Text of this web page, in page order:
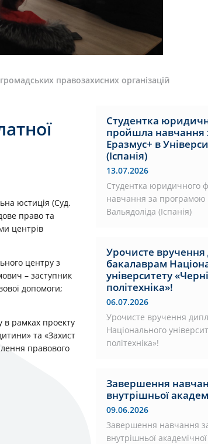
правозахисних організацій
юстиція (Суд.
право та
центрів
центру з
– заступник
допомоги;
в рамках проекту
та «Захист
правового
Студентка
пройшла навчання
Еразмус+ в
(Іспанія)
13.07.2026
Студентка юридичного
навчання за програмою
Вальядоліда (Іспанія)
Урочисте
бакалаврам
університету
політехніка»!
06.07.2026
Урочисте вручення
Національного
політехніка»!
Завершення
внутрішньої
09.06.2026
Завершення навчання
внутрішньої